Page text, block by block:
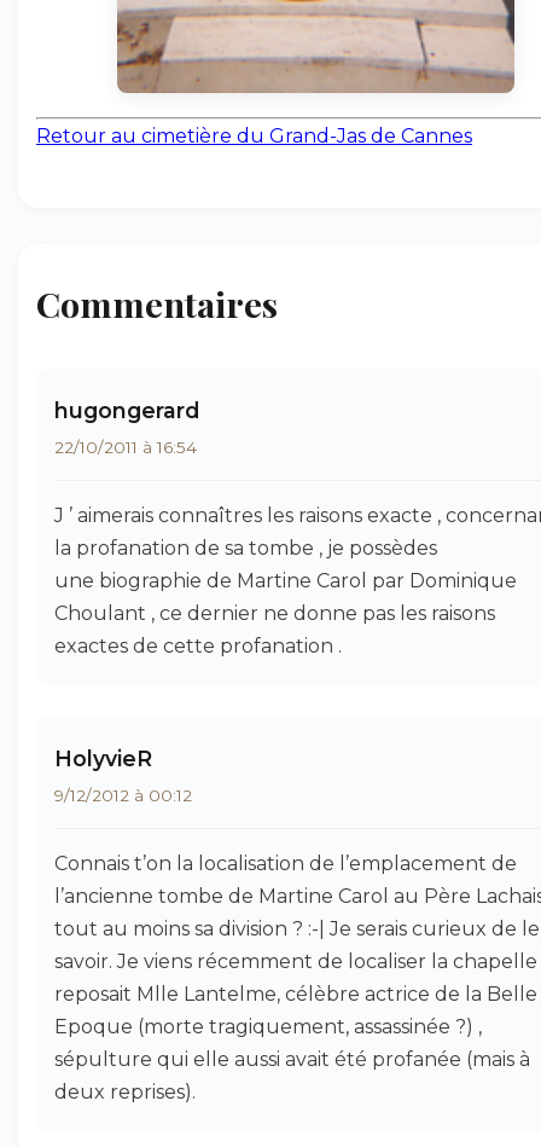
Retour au cimetière du Grand-Jas de Cannes
Commentaires
hugongerard
22/10/2011 à 16:54
J ’ aimerais connaîtres les raisons exacte ,
la profanation de sa tombe , je possèdes
une biographie de Martine Carol par Dominique
Choulant , ce dernier ne donne pas les raisons
exactes de cette profanation .
HolyvieR
9/12/2012 à 00:12
Connais t’on la localisation de l’emplacement de
l’ancienne tombe de Martine Carol au Père
tout au moins sa division ? :-| Je serais curieux de le
savoir. Je viens récemment de localiser la
reposait Mlle Lantelme, célèbre actrice de la Belle
Epoque (morte tragiquement, assassinée ?) ,
sépulture qui elle aussi avait été profanée (mais à
deux reprises).